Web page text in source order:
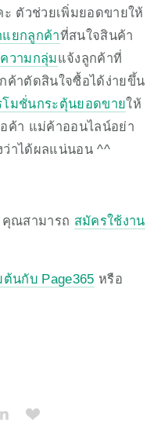
ะ ตัวช่วยเพิ่มยอดขายให้
ยกลูกค้าที่สนใจสินค้า
วามกลุ่มแจ้งลูกค้าที่
ค้าตัดสินใจซื้อได้ง่ายขึ้น
โมชั่นกระตุ้นยอดขายให้
ค้า แม่ค้าออนไลน์อย่า
ว่าได้ผลแน่นอน ^^
คุณสามารถ สมัครใช้งาน
ต้นกับ Page365